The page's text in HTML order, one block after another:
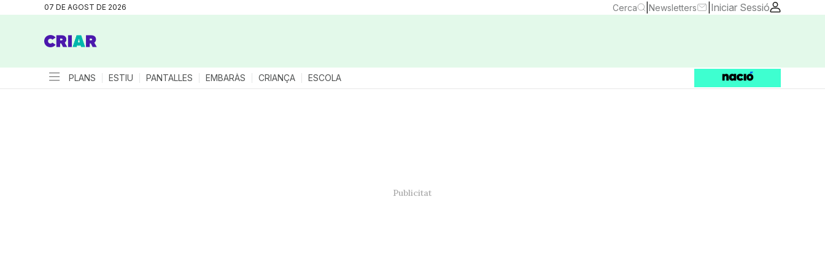
07 DE AGOST DE 2026 Cerca Newsletters Iniciar Sessió
PLANS ESTIU PANTALLES EMBARÀS CRIANÇA ESCOLA